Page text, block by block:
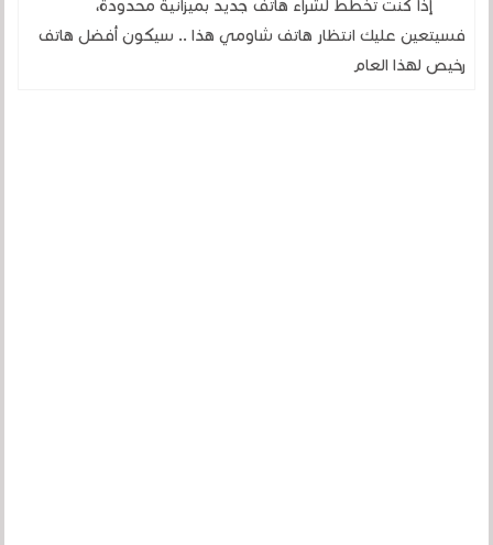
إذا كنت تخطط لشراء هاتف جديد بميزانية محدودة،
فسيتعين عليك انتظار هاتف شاومي هذا .. سيكون أفضل هاتف
رخيص لهذا العام